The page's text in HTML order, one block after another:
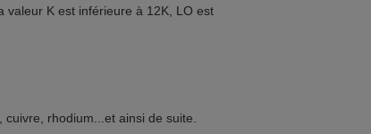
valeur K est inférieure à 12K, LO est
rhodium...et ainsi de suite.